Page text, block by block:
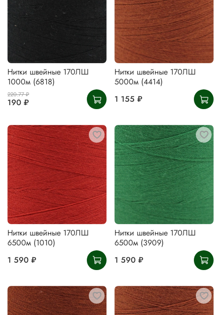
Нитки швейные 170ЛШ
1000м (6818)
220.77 ₽
190 ₽
Нитки швейные 170ЛШ
5000м (4414)
1 155 ₽
Нитки швейные 170ЛШ
6500м (1010)
1 590 ₽
Нитки швейные 170ЛШ
6500м (3909)
1 590 ₽